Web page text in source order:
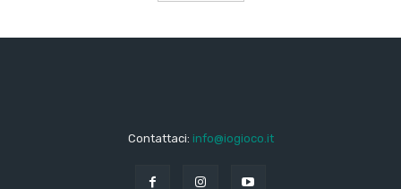
Contattaci: info@iogioco.it